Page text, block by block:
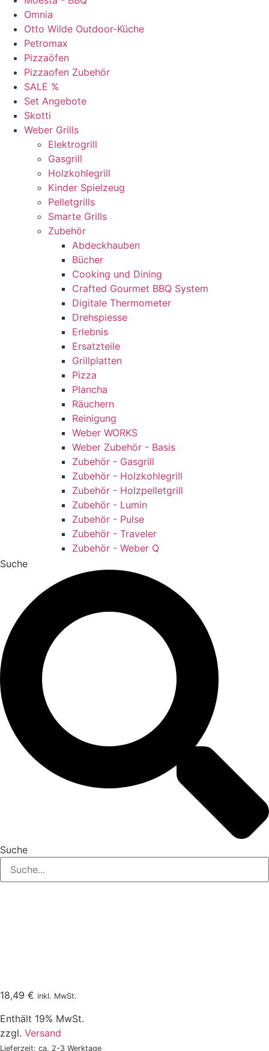
Omnia
Otto Wilde Outdoor-Küche
Petromax
Pizzaöfen
Pizzaofen Zubehör
SALE %
Set Angebote
Skotti
Weber Grills
Elektrogrill
Gasgrill
Holzkohlegrill
Kinder Spielzeug
Pelletgrills
Smarte Grills
Zubehör
Abdeckhauben
Bücher
Cooking und Dining
Crafted Gourmet BBQ System
Digitale Thermometer
Drehspiesse
Erlebnis
Ersatzteile
Grillplatten
Pizza
Plancha
Räuchern
Reinigung
Weber WORKS
Weber Zubehör - Basis
Zubehör - Gasgrill
Zubehör - Holzkohlegrill
Zubehör - Holzpelletgrill
Zubehör - Lumin
Zubehör - Pulse
Zubehör - Traveler
Zubehör - Weber Q
Suche
Suche
18,49 € inkl. MwSt.
Enthält 19% MwSt.
zzgl. Versand
Lieferzeit: ca. 2-3 Werktage